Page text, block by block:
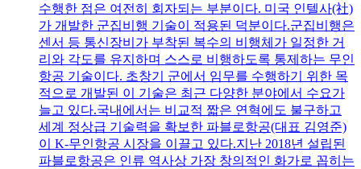
수행한 점은 여전히 회자되는 부분이다. 미국 인텔사(社)
가 개발한 군집비행 기술이 적용된 덕분이다.군집비행은
센서 등 통신장비가 부착된 복수의 비행체가 일정한 거
리와 각도를 유지하며 스스로 비행하도록 통제하는 무인
항공 기술이다. 초창기 군에서 임무를 수행하기 위한 목
적으로 개발된 이 기술은 최근 다양한 분야에서 수요가
늘고 있다.국내에서는 비교적 짧은 연혁에도 불구하고
세계 정상급 기술력을 확보한 파블로항공(대표 김영준)
이 K-무인항공 시장을 이끌고 있다.지난 2018년 설립된
파블로항공은 인류 역사상 가장 창의적인 화가로 꼽히는